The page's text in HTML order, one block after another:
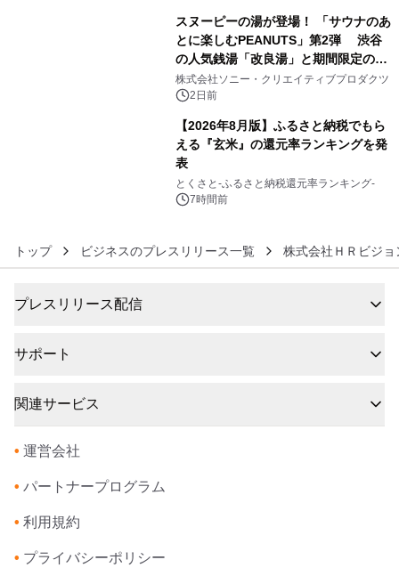
スヌーピーの湯が登場！ 「サウナのあ
とに楽しむPEANUTS」第2弾 渋谷
の人気銭湯「改良湯」と期間限定のコ
ラボレーション サウナイキタイコラ
ボグッズも発売決定！
株式会社ソニー・クリエイティブプロダクツ
2日前
【2026年8月版】ふるさと納税でもら
える『玄米』の還元率ランキングを発
表
とくさと-ふるさと納税還元率ランキング-
7時間前
トップ ビジネスのプレスリリース一覧 株式会社ＨＲビジョ
プレスリリース配信
サポート
関連サービス
• 運営会社
• パートナープログラム
• 利用規約
• プライバシーポリシー